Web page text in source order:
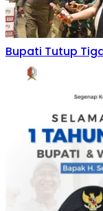
Bupati Tutup